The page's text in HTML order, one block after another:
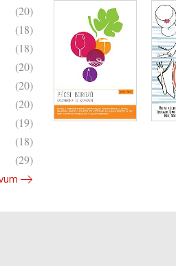
(20)
(18)
(18)
(20)
(20)
(20)
(19)
(18)
(29)